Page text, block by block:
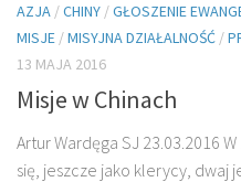
AZJA /CHINY /GŁOSZENIE
MISJE /MISYJNA DZIAŁALNOŚĆ /
13 MAJA 2016
Misje w Chinach
Artur Wardęga SJ 23.03.2016
się, jeszcze jako klerycy, dwaj